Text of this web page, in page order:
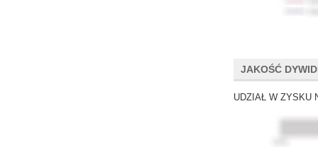
JAKOŚĆ
UDZIAŁ W ZYSKU